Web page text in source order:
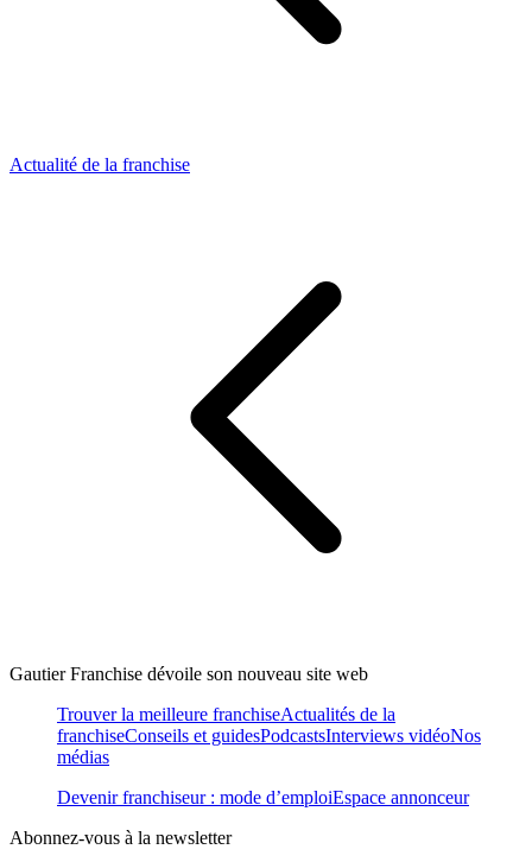
Actualité de la franchise
Gautier Franchise dévoile son nouveau site web
Trouver la meilleure franchiseActualités de la
franchiseConseils et guidesPodcastsInterviews vidéoNos
médias
Devenir franchiseur : mode d’emploiEspace annonceur
Abonnez-vous à la newsletter